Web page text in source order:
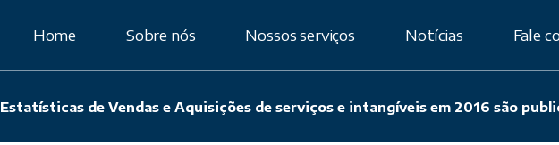
Home Sobre nós
Certificação
Nossos serviços
Assessoria
Notícias Fale
Estatísticas de Vendas e Aquisições de serviços e intangíveis em 2016 são